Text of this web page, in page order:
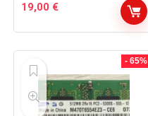
19,00 €
- 65%